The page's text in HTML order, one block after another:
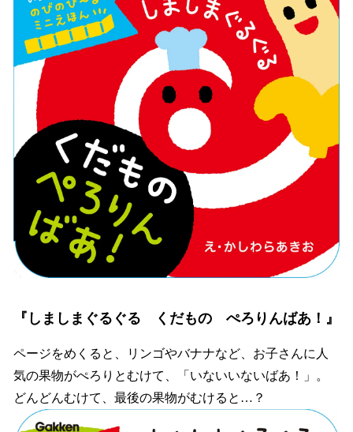
『しましまぐるぐる くだもの ぺろりんばあ！』
ページをめくると、リンゴやバナナなど、お子さんに人
気の果物がぺろりとむけて、「いないいないばあ！」。
どんどんむけて、最後の果物がむけると…？